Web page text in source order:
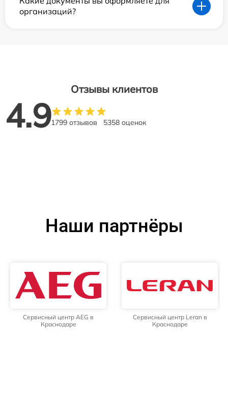
организаций?
Отзывы клиентов
4.91799 отзывов 5358 оценок
Наши партнёры
Сервисный центр AEG в
Краснодаре
Сервисный центр Leran в
Краснодаре